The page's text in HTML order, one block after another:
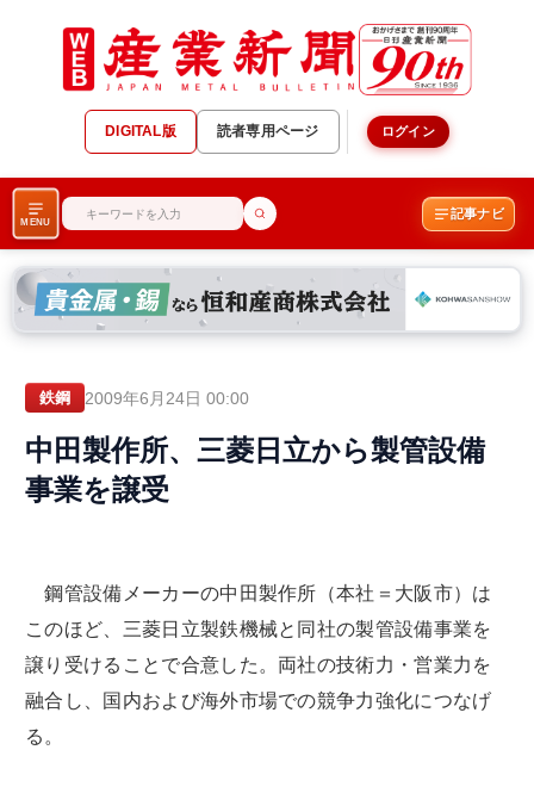
DIGITAL版 読者専用ページ ログイン
MENU
記事ナビ
鉄鋼 2009年6月24日 00:00
中田製作所、三菱日立から製管設備
事業を譲受
鋼管設備メーカーの中田製作所（本社＝大阪市）は
このほど、三菱日立製鉄機械と同社の製管設備事業を
譲り受けることで合意した。両社の技術力・営業力を
融合し、国内および海外市場での競争力強化につなげ
る。